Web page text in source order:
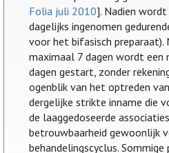
Folia juli 2010]. Nadien
dagelijks ingenomen
voor het bifasisch preparaat).
maximaal 7 dagen wordt een
dagen gestart, zonder
ogenblik van het optreden
dergelijke strikte inname die
de laaggedoseerde
betrouwbaarheid gewoonlijk
behandelingscyclus.